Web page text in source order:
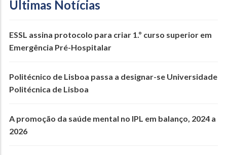
Últimas Notícias
ESSL assina protocolo para criar 1.º curso superior em
Emergência Pré-Hospitalar
Politécnico de Lisboa passa a designar-se Universidade
Politécnica de Lisboa
A promoção da saúde mental no IPL em balanço, 2024 a
2026